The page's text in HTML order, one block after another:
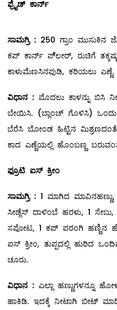
ಫ್ರೈಡ್‌ ಕಾರ್ನ್
ಸಾಮಗ್ರಿ: 250 ಗ್ರಾಂ ಮುಸುಕಿನ
ಕಪ್‌ ಕಾರ್ನ್‌ ಪೆ್ಲೕರ್‌, ರುಚಿಗೆ
ಕಾಳುಮೆಣಸಿನಪುಡಿ, ಕರಿಯಲು ಎಣ್ಣೆ.
ವಿಧಾನ : ಮೊದಲು ಕಾಳನ್ನು ಬಿಸಿ
ಬೇಯಿಸಿ. (ಬ್ಲಾಂಚ್‌ ಗೊಳಿಸಿ)
ಬೆರೆಸಿ ಬೋಂಡ ಹಿಟ್ಟಿನ ಮಿಶ್ರಣದಂತೆ
ಕಾದ ಎಣ್ಣೆಯಲ್ಲಿ ಹೊಂಬಣ್ಣ
ಫ್ರೂಟಿ ಐಸ್‌ ಕ್ರೀಂ
ಸಾಮಗ್ರಿ: 1 ಮಾಗಿದ
ಸೀಡ್ಲೆಸ್‌ ದಾಳಿಂಬೆ ಹರಳು, 1
ಸಪೋಟ, 1 ಕಪ್‌ ಪರಂಗಿ ಹಣ್ಣಿನ
ಐಸ್‌ ಕ್ರೀಂ, ತುಪ್ಪದಲ್ಲಿ ಹುರಿದ
ಚೂರು.
ವಿಧಾನ : ಎಲ್ಲಾ ಹಣ್ಣುಗಳನ್ನೂ
ಹಾಕಿಡಿ. ಇದಕ್ಕೆ ನೀಟಾಗಿ ಬೀಟ್‌